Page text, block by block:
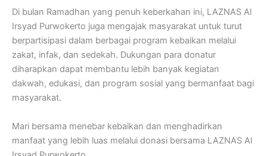
Di bulan Ramadhan yang penuh keberkahan ini, LAZNAS Al
Irsyad Purwokerto juga mengajak masyarakat untuk turut
berpartisipasi dalam berbagai program kebaikan melalui
zakat, infak, dan sedekah. Dukungan para donatur
diharapkan dapat membantu lebih banyak kegiatan
dakwah, edukasi, dan program sosial yang bermanfaat bagi
masyarakat.
Mari bersama menebar kebaikan dan menghadirkan
manfaat yang lebih luas melalui donasi bersama LAZNAS Al